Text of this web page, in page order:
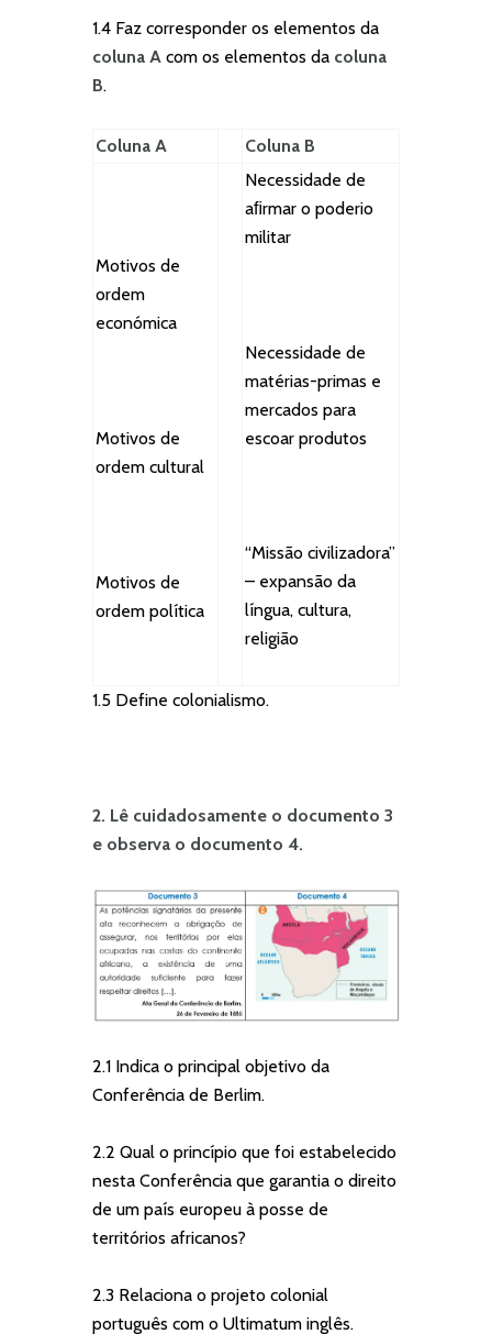
1.4 Faz corresponder os elementos da
coluna A com os elementos da coluna
B.
Coluna A Coluna B
Motivos de
ordem
económica
Motivos de
ordem cultural
Motivos de
ordem política
Necessidade de
aﬁrmar o poderio
militar
Necessidade de
matérias-primas e
mercados para
escoar produtos
“Missão civilizadora”
– expansão da
língua, cultura,
religião
1.5 Define colonialismo.
2. Lê cuidadosamente o documento 3
e observa o documento 4.
2.1 Indica o principal objetivo da
Conferência de Berlim.
2.2 Qual o princípio que foi estabelecido
nesta Conferência que garantia o direito
de um país europeu à posse de
territórios africanos?
2.3 Relaciona o projeto colonial
português com o Ultimatum inglês.